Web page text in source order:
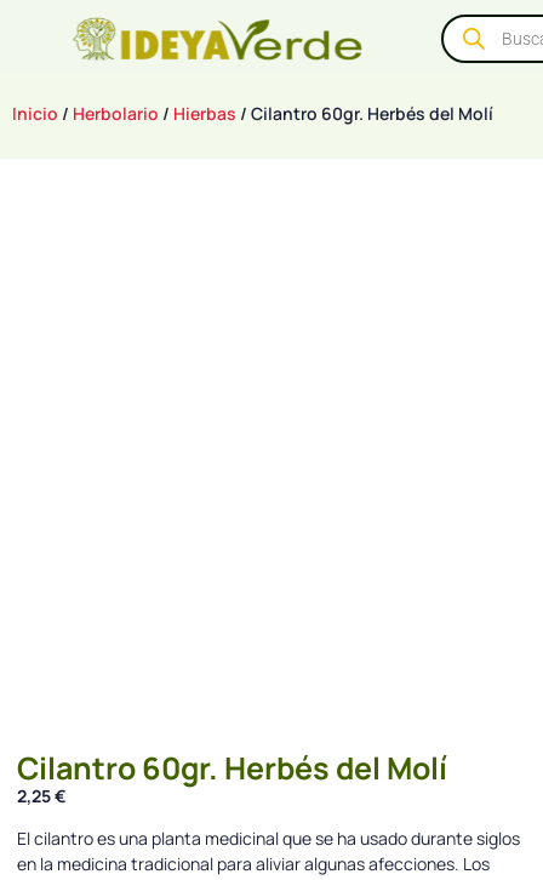
Inicio / Herbolario / Hierbas / Cilantro 60gr. Herbés del Molí
Cilantro 60gr. Herbés del Molí
2,25€
El cilantro es una planta medicinal que se ha usado durante siglos
en la medicina tradicional para aliviar algunas afecciones. Los